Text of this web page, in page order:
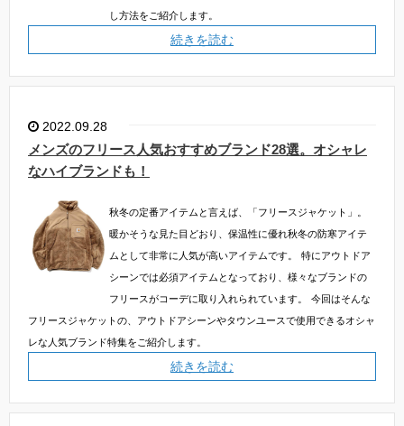
し方法をご紹介します。
続きを読む
2022.09.28
メンズのフリース人気おすすめブランド28選。オシャレ
なハイブランドも！
秋冬の定番アイテムと言えば、「フリースジャケット」。
暖かそうな見た目どおり、保温性に優れ秋冬の防寒アイテ
ムとして非常に人気が高いアイテムです。
特にアウトドア
シーンでは必須アイテムとなっており、様々なブランドの
フリースがコーデに取り入れられています。
今回はそんな
フリースジャケットの、アウトドアシーンやタウンユースで使用できるオシャ
レな人気ブランド特集をご紹介します。
続きを読む